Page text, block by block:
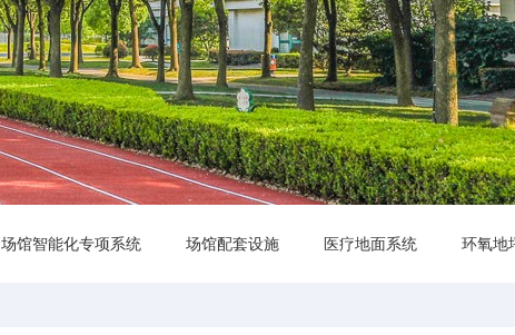
场馆智能化专项系统 场馆配套设施 医疗地面系统 环氧地